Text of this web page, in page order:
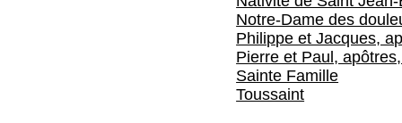
Notre-Dame des
Philippe et Jacques,
Pierre et Paul,
Sainte Famille
Toussaint